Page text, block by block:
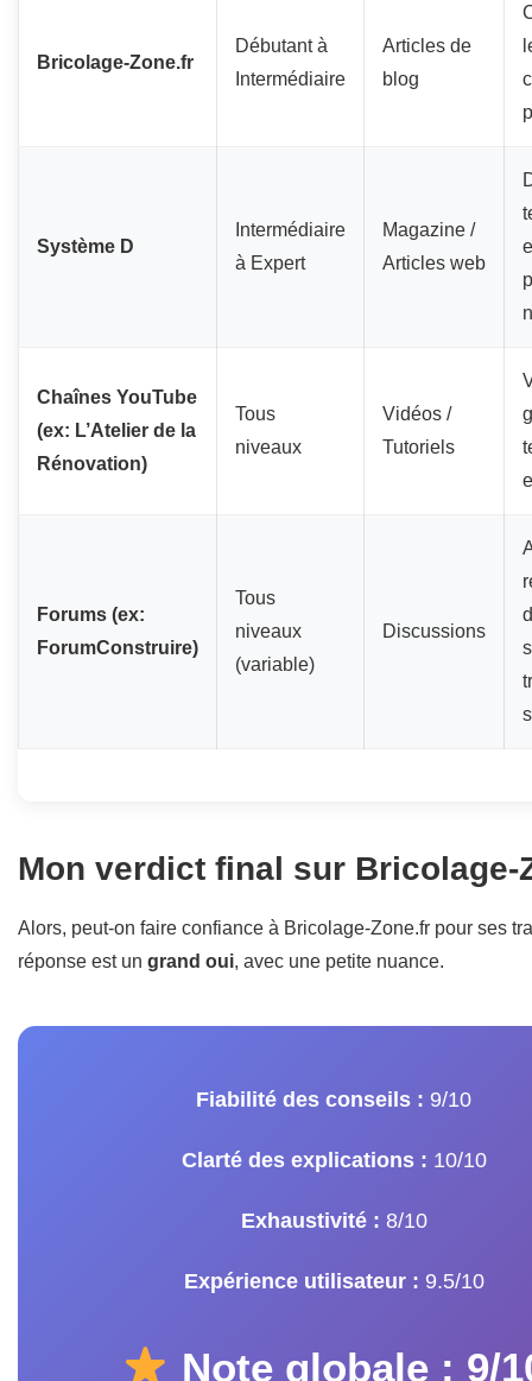
Bricolage-Zone.fr
Débutant à
Intermédiaire
Articles de
blog
Système D
Intermédiaire
à Expert
Magazine /
Articles web
Chaînes YouTube
(ex: L’Atelier de la
Rénovation)
Tous
niveaux
Vidéos /
Tutoriels
Forums (ex:
ForumConstruire)
Tous
niveaux
(variable)
Discussions
Mon verdict final sur Bricolage-
Alors, peut-on faire confiance à Bricolage-Zone.fr pour ses
réponse est un grand oui, avec une petite nuance.
Fiabilité des conseils : 9/10
Clarté des explications : 10/10
Exhaustivité : 8/10
Expérience utilisateur : 9.5/10
Note globale : 9/